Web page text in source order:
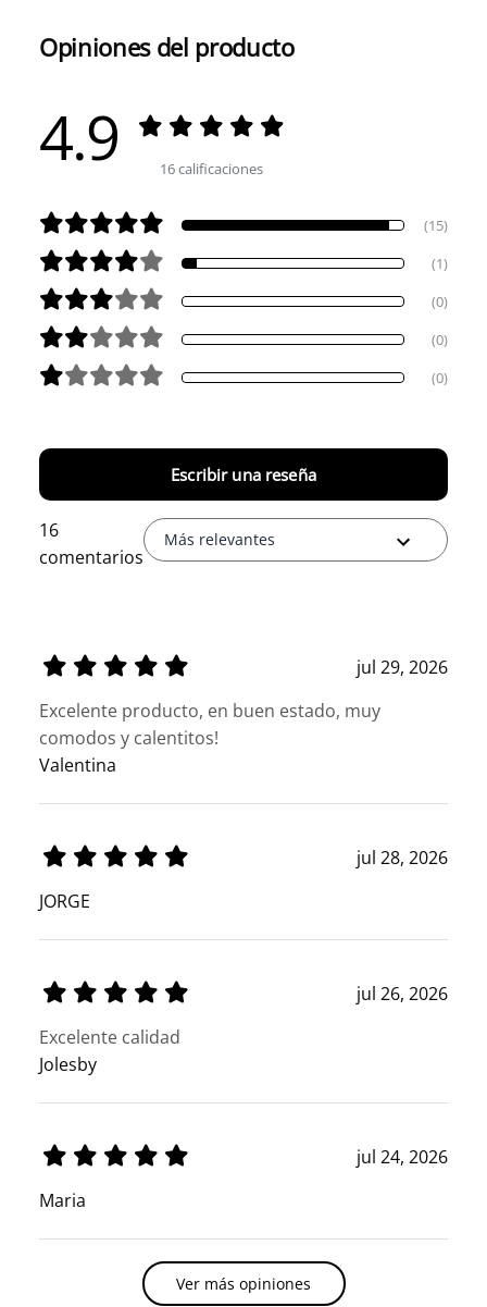
Opiniones del producto
4.9 16 calificaciones
(15)
(1)
(0)
(0)
(0)
Escribir una reseña
16
comentarios
Más relevantes
jul 29, 2026
Excelente producto, en buen estado, muy
comodos y calentitos!
Valentina
jul 28, 2026
JORGE
jul 26, 2026
Excelente calidad
Jolesby
jul 24, 2026
Maria
Ver más opiniones